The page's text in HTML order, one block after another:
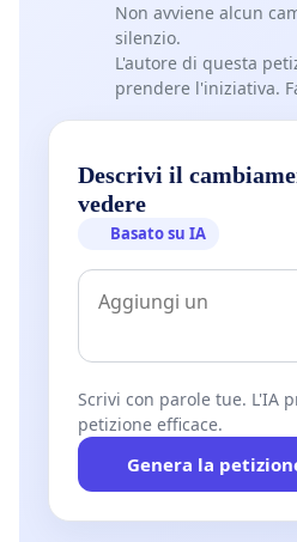
Non avviene alcun
silenzio.
L'autore di questa
prendere l'iniziativa.
Descrivi il
vedere
Basato su IA
Scrivi con parole tue. L'IA
petizione efficace.
Genera la